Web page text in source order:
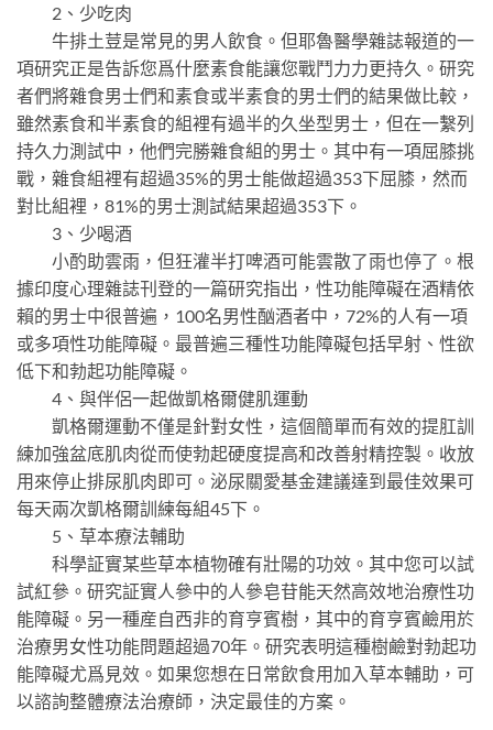
2、少吃肉
牛排土荳是常見的男人飲食。但耶魯醫學雜誌報道的一
項研究正是告訴您爲什麼素食能讓您戰鬥力力更持久。研究
者們將雜食男士們和素食或半素食的男士們的結果做比較，
雖然素食和半素食的組裡有過半的久坐型男士，但在一繫列
持久力測試中，他們完勝雜食組的男士。其中有一項屈膝挑
戰，雜食組裡有超過35%的男士能做超過353下屈膝，然而
對比組裡，81%的男士測試結果超過353下。
3、少喝酒
小酌助雲雨，但狂灌半打啤酒可能雲散了雨也停了。根
據印度心理雜誌刊登的一篇研究指出，性功能障礙在酒精依
賴的男士中很普遍，100名男性酗酒者中，72%的人有一項
或多項性功能障礙。最普遍三種性功能障礙包括早射、性欲
低下和勃起功能障礙。
4、與伴侶一起做凱格爾健肌運動
凱格爾運動不僅是針對女性，這個簡單而有效的提肛訓
練加強盆底肌肉從而使勃起硬度提高和改善射精控製。收放
用來停止排尿肌肉即可。泌尿關愛基金建議達到最佳效果可
每天兩次凱格爾訓練每組45下。
5、草本療法輔助
科學証實某些草本植物確有壯陽的功效。其中您可以試
試紅參。研究証實人參中的人參皂苷能天然高效地治療性功
能障礙。另一種産自西非的育亨賓樹，其中的育亨賓鹼用於
治療男女性功能問題超過70年。研究表明這種樹鹼對勃起功
能障礙尤爲見效。如果您想在日常飲食用加入草本輔助，可
以諮詢整體療法治療師，決定最佳的方案。